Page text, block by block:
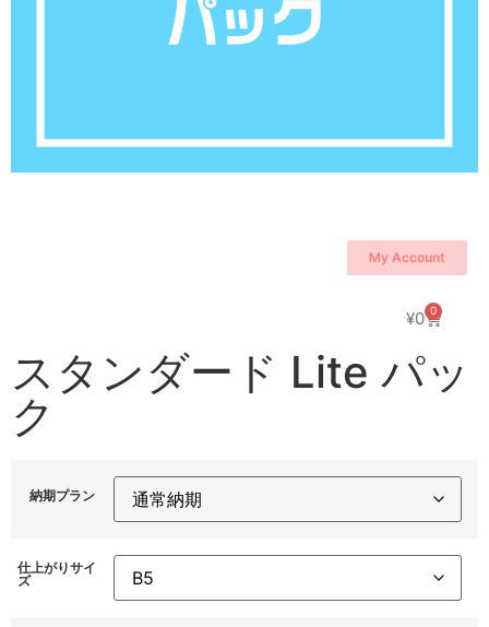
My Account
¥0 0
スタンダード Lite パッ
ク
納期プラン
仕上がりサイ
ズ